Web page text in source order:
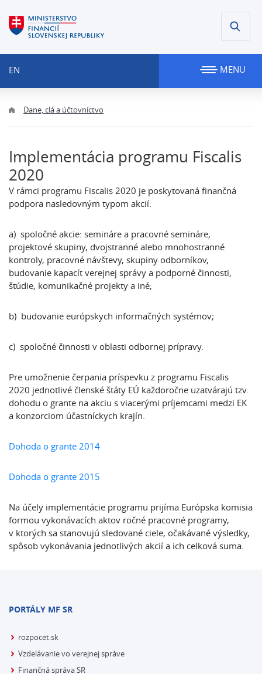
EN MENU
Dane, clá a účtovníctvo
Implementácia programu Fiscalis
2020
V rámci programu Fiscalis 2020 je poskytovaná finančná
podpora nasledovným typom akcií:
a) spoločné akcie: semináre a pracovné semináre,
projektové skupiny, dvojstranné alebo mnohostranné
kontroly, pracovné návštevy, skupiny odborníkov,
budovanie kapacít verejnej správy a podporné činnosti,
štúdie, komunikačné projekty a iné;
b) budovanie európskych informačných systémov;
c) spoločné činnosti v oblasti odbornej prípravy.
Pre umožnenie čerpania príspevku z programu Fiscalis
2020 jednotlivé členské štáty EÚ každoročne uzatvárajú tzv.
dohodu o grante na akciu s viacerými príjemcami medzi EK
a konzorciom účastníckych krajín.
Dohoda o grante 2014
Dohoda o grante 2015
Na účely implementácie programu prijíma Európska komisia
formou vykonávacích aktov ročné pracovné programy,
v ktorých sa stanovujú sledované ciele, očakávané výsledky,
spôsob vykonávania jednotlivých akcií a ich celková suma.
PORTÁLY MF SR
rozpocet.sk
Vzdelávanie vo verejnej správe
Finančná správa SR